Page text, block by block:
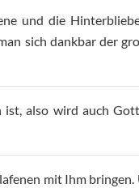
und die
sich dankbar der
ist, also wird auch
mit Ihm bringen.